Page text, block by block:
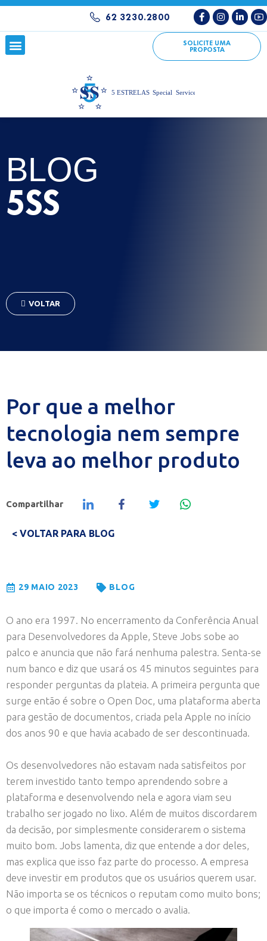
62 3230.2800
SOLICITE UMA
PROPOSTA
BLOG
5SS
VOLTAR
Por que a melhor
tecnologia nem sempre
leva ao melhor produto
Compartilhar
< VOLTAR PARA BLOG
29 MAIO 2023 BLOG
O ano era 1997. No encerramento da Conferência Anual
para Desenvolvedores da Apple, Steve Jobs sobe ao
palco e anuncia que não fará nenhuma palestra. Senta-se
num banco e diz que usará os 45 minutos seguintes para
responder perguntas da plateia. A primeira pergunta que
surge então é sobre o Open Doc, uma plataforma aberta
para gestão de documentos, criada pela Apple no início
dos anos 90 e que havia acabado de ser descontinuada.
Os desenvolvedores não estavam nada satisfeitos por
terem investido tanto tempo aprendendo sobre a
plataforma e desenvolvendo nela e agora viam seu
trabalho ser jogado no lixo. Além de muitos discordarem
da decisão, por simplesmente considerarem o sistema
muito bom. Jobs lamenta, diz que entende a dor deles,
mas explica que isso faz parte do processo. A empresa
deve investir em produtos que os usuários querem usar.
Não importa se os técnicos o reputam como muito bons;
o que importa é como o mercado o avalia.